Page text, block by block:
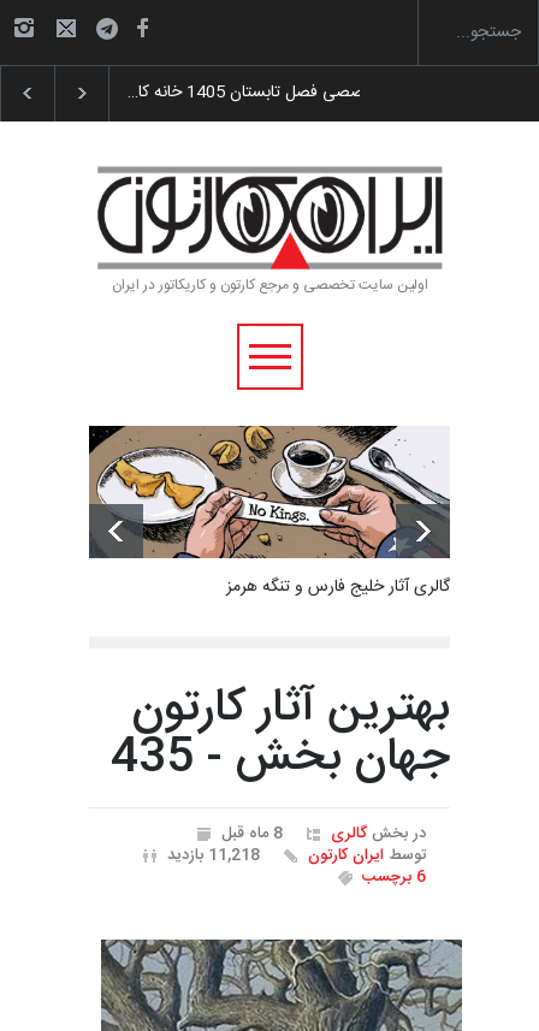
گزارش تصویری آیین اختتامیه و اهدای جوایز سوم…
اولین سایت تخصصی و مرجع کارتون و کاریکاتور در ایران
گالری آثار خلیج فارس و تنگه هرمز
بهترین آثار کارتون
جهان بخش - 435
در بخشگالری
8 ماه قبل
توسط ایران کارتون
11,218 بازدید
6 برچسب